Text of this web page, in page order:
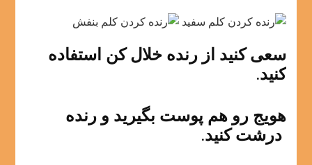
سعی کنید از رنده خلال کن استفاده
کنید.
هویج رو هم پوست بگیرید و رنده
درشت کنید.